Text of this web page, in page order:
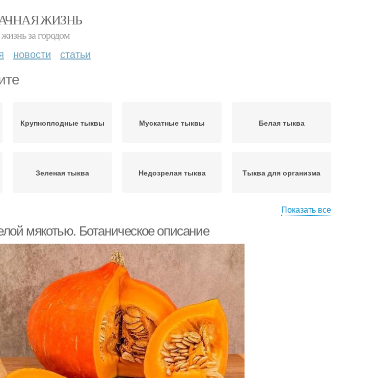
ЖИЗНЬ
жизнь за городом
новости статьи
Крупноплодные тыквы Мускатные тыквы Белая тыква
Зеленая тыква Недозрелая тыква Тыква для организма
Показать все
мякотью. Ботаническое описание